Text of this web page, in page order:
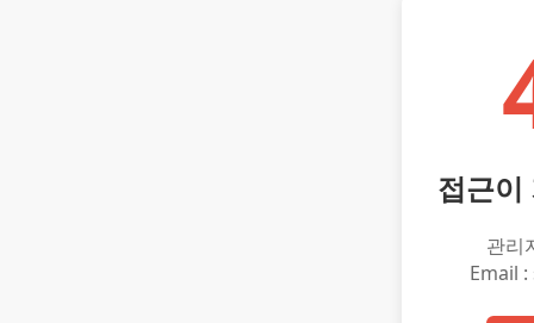
접근이
관리
Email